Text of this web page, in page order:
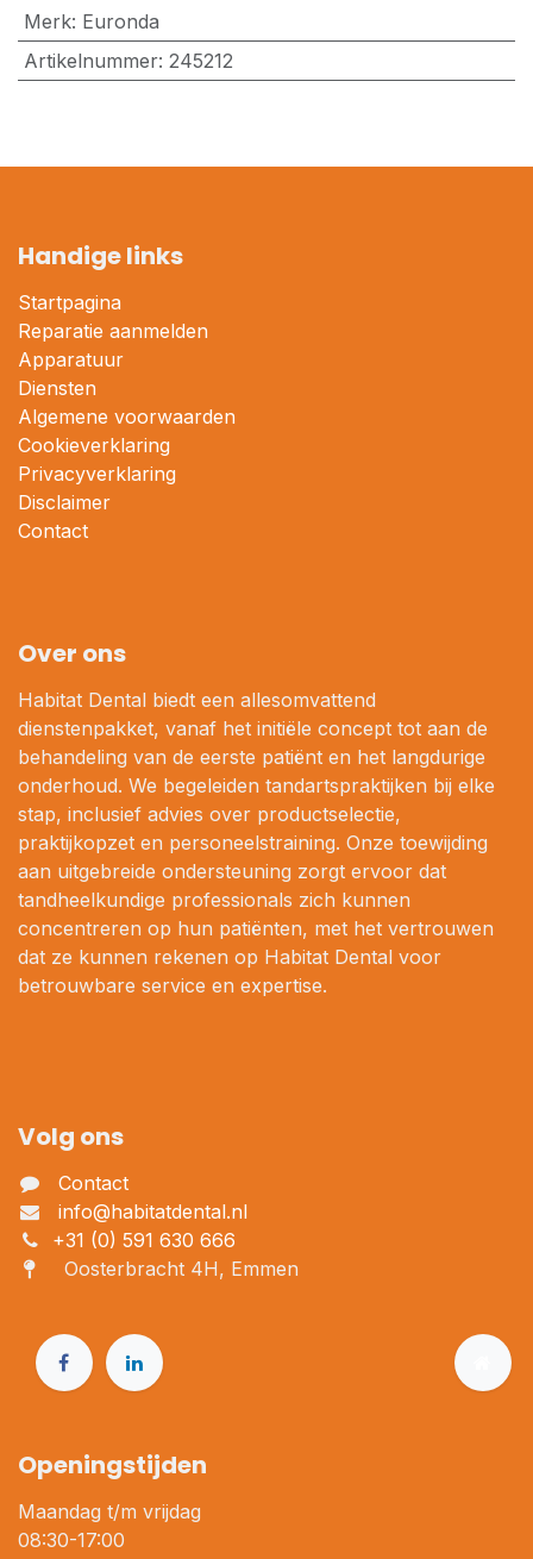
Merk: Euronda
Artikelnummer: 245212
Handige links
Startpagina
Reparatie aanmelden
Apparatuur
Diensten
Algemene voorwaarden
Cookieverklaring
Privacyverklaring
Disclaimer
Contact
Over ons
Habitat Dental biedt een allesomvattend
dienstenpakket, vanaf het initiële concept tot aan de
behandeling van de eerste patiënt en het langdurige
onderhoud. We begeleiden tandartspraktijken bij elke
stap, inclusief advies over productselectie,
praktijkopzet en personeelstraining. Onze toewijding
aan uitgebreide ondersteuning zorgt ervoor dat
tandheelkundige professionals zich kunnen
concentreren op hun patiënten, met het vertrouwen
dat ze kunnen rekenen op Habitat Dental voor
betrouwbare service en expertise.
Volg ons
Contact
info@habitatdental.nl
+31 (0) 591 630 666
Oosterbracht 4H, Emmen
Openingstijden
Maandag t/m vrijdag
08:30-17:00